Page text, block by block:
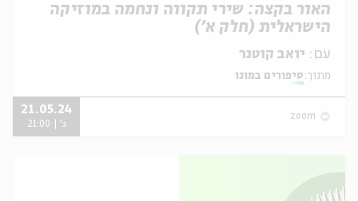
האור בקצה: שירי תקווה ונחמה במוזיקה
הישראלית (חלק א')
עם:
מתוך: סיפורים במונו
zoom
21.05.24
ג' | 21:00